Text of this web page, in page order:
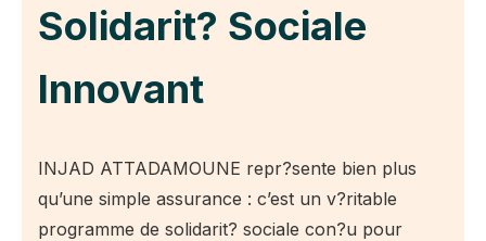
Solidarit? Sociale
Innovant
INJAD ATTADAMOUNE repr?sente bien plus
qu’une simple assurance : c’est un v?ritable
programme de solidarit? sociale con?u pour